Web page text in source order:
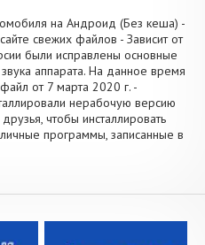
на Андроид (Без кеша) -
свежих файлов - Зависит от
были исправлены основные
аппарата. На данное время
от 7 марта 2020 г. -
нерабочую версию
чтобы инсталлировать
программы, записанные в